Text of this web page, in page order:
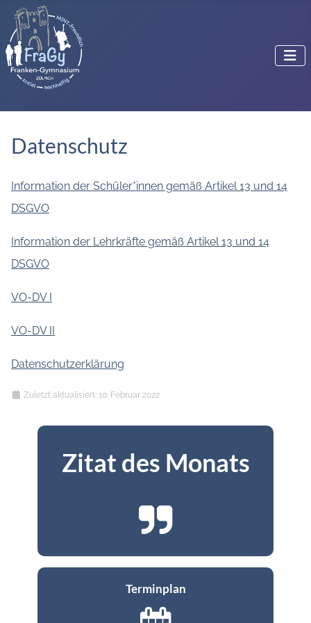
Datenschutz
Information der Schüler*innen gemäß Artikel 13 und 14
DSGVO
Information der Lehrkräfte gemäß Artikel 13 und 14
DSGVO
VO-DV I
VO-DV II
Datenschutzerklärung
Details
Zuletzt aktualisiert: 10. Februar 2022
Zitat des Monats
Terminplan